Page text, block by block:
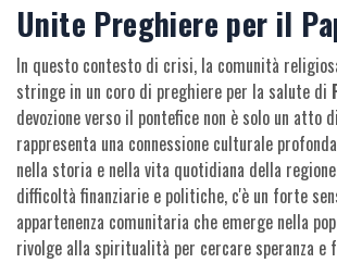
Unite Preghiere per il
In questo contesto di crisi, la comunità
stringe in un coro di preghiere per la salute di
devozione verso il pontefice non è solo un atto
rappresenta una connessione culturale
nella storia e nella vita quotidiana della
difficoltà finanziarie e politiche, c'è un forte
appartenenza comunitaria che emerge nella
rivolge alla spiritualità per cercare speranza e